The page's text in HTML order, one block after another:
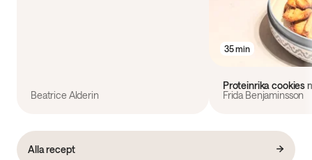
Beatrice Alderin
35 min
Proteinrika cookies
Frida Benjaminsson
Alla recept